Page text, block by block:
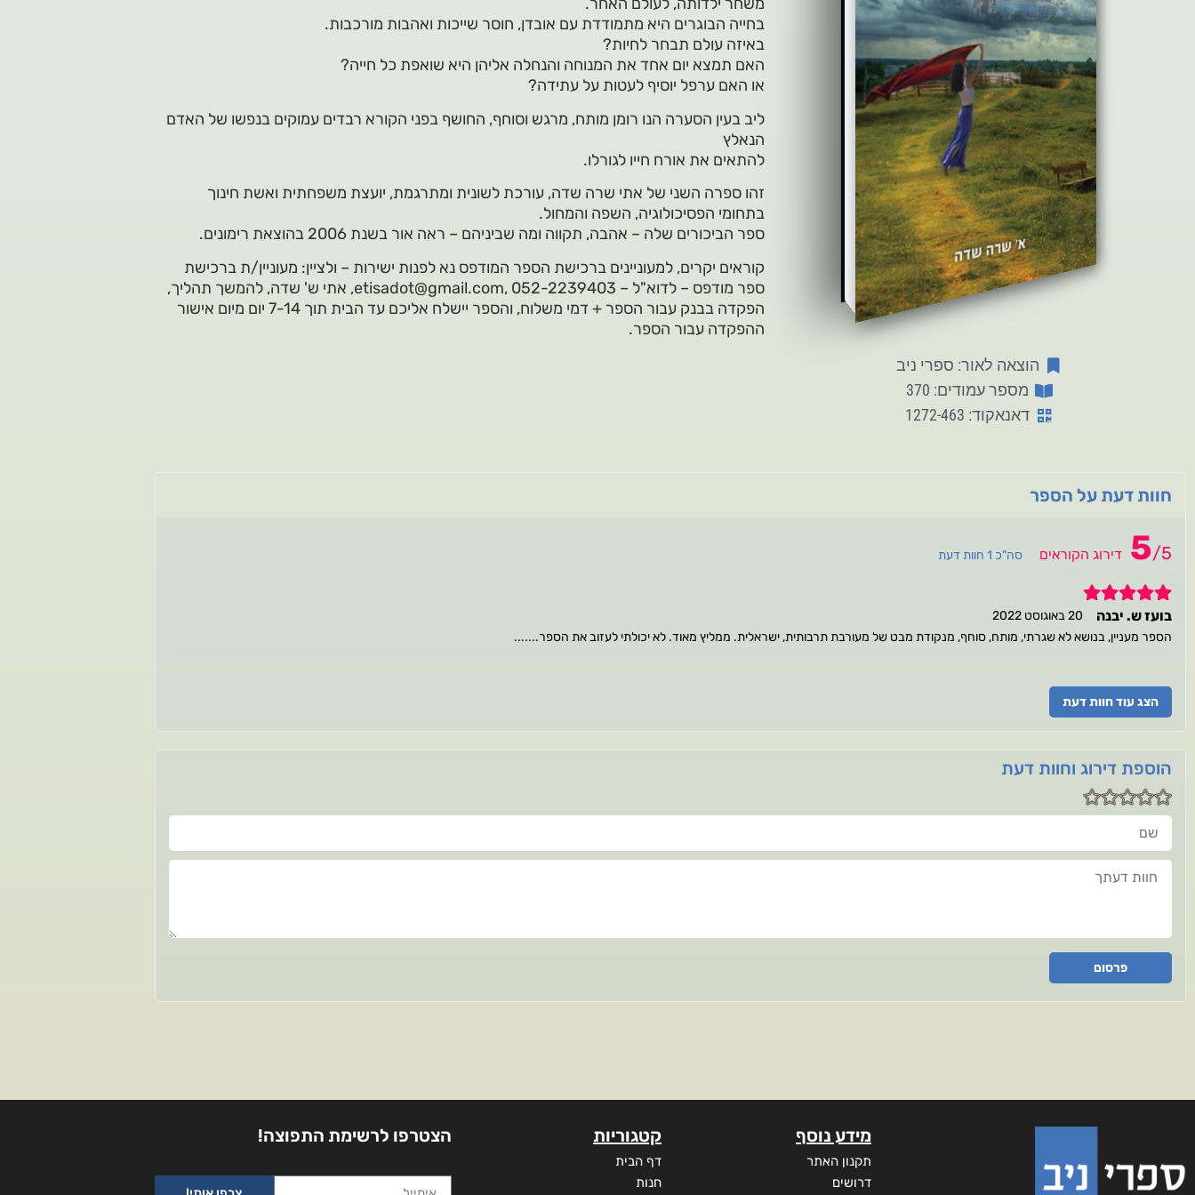
הוצאה לאור: ספרי ניב
מספר עמודים: 370
דאנאקוד: 1272-463
בחייה הבוגרים היא מתמודדת עם אובדן, חוסר שייכות ואהבות מורכבות.
באיזה עולם תבחר לחיות?
האם תמצא יום אחד את המנוחה והנחלה אליהן היא שואפת כל חייה?
או האם ערפל יוסיף לעטות על עתידה?
ליב בעין הסערה הנו רומן מותח, מרגש וסוחף, החושף בפני הקורא רבדים עמוקים בנפשו של האדם
הנאלץ
להתאים את אורח חייו לגורלו.
זהו ספרה השני של אתי שרה שדה, עורכת לשונית ומתרגמת, יועצת משפחתית ואשת חינוך
בתחומי הפסיכולוגיה, השפה והמחול.
ספר הביכורים שלה – אהבה, תקווה ומה שביניהם – ראה אור בשנת 2006 בהוצאת רימונים.
קוראים יקרים, למעוניינים ברכישת הספר המודפס נא לפנות ישירות – ולציין: מעוניין/ת ברכישת
ספר מודפס – לדוא"ל – etisadot@gmail.com, 052-2239403, אתי ש' שדה, להמשך תהליך,
הפקדה בבנק עבור הספר + דמי משלוח, והספר יישלח אליכם עד הבית תוך 7-14 יום מיום אישור
ההפקדה עבור הספר.
חוות דעת על הספר
5/5 דירוג הקוראים סה"כ 1 חוות דעת
5
בועז ש. יבנה
20 באוגוסט 2022
הספר מעניין, בנושא לא שגרתי, מותח, סוחף, מנקודת מבט של מעורבת תרבותית, ישראלית. ממליץ מאוד. לא יכולתי לעזוב את הספר.......
הצג עוד חוות דעת
הוספת דירוג וחוות דעת
שם
חוות דעתך
פרסום
מידע נוסף
תקנון האתר
דרושים
קטגוריות
דף הבית
חנות
הצטרפו לרשימת התפוצה!